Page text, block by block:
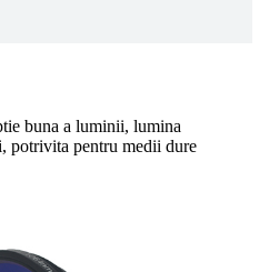
buna a luminii, lumina
potrivita pentru medii dure